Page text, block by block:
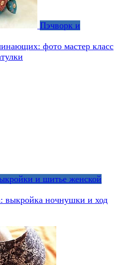
Пэчворк и
фото мастер класс
и шитье женской
выкройка ночнушки и ход